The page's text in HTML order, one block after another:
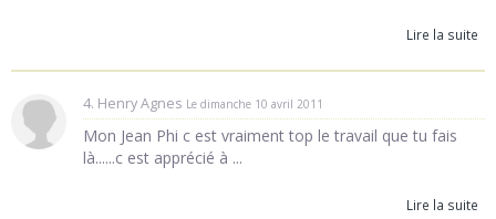
Lire la suite
4. Henry Agnes Le dimanche 10 avril 2011
Mon Jean Phi c est vraiment top le travail que tu fais
là......c est apprécié à ...
Lire la suite